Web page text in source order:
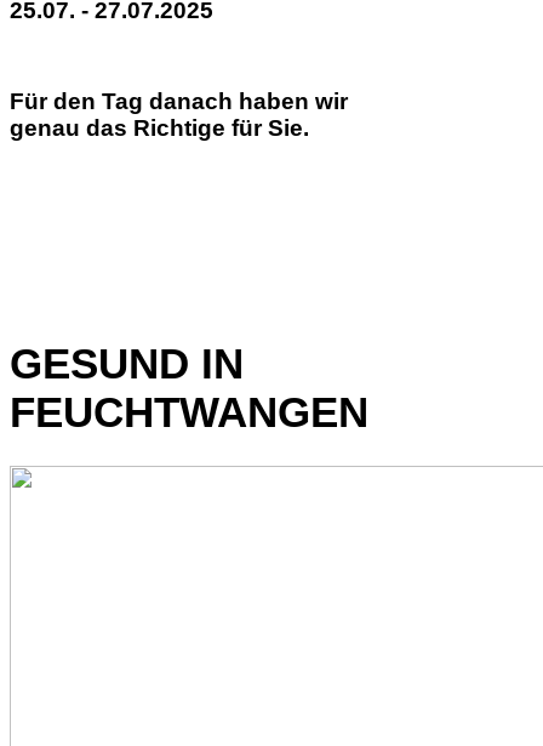
25.07. - 27.07.2025
Für den Tag danach haben wir
genau das Richtige für Sie.
GESUND IN
FEUCHTWANGEN